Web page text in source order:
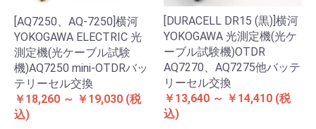
[AQ7250、AQ-7250]横河
YOKOGAWA ELECTRIC 光
測定機(光ケーブル試験
機)AQ7250 mini-OTDRバッ
テリーセル交換
￥18,260 ～ ￥19,030 (税
込)
[DURACELL DR15 (黒)]横河
YOKOGAWA 光測定機(光ケ
ーブル試験機)OTDR
AQ7270、AQ7275他バッテ
リーセル交換
￥13,640 ～ ￥14,410 (税
込)